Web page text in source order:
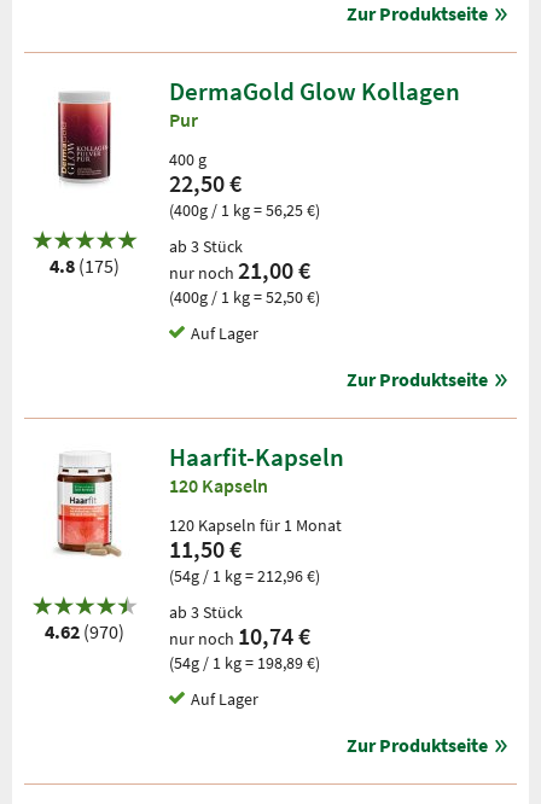
Zur Produktseite
4.8 (175)
DermaGold Glow Kollagen
Pur
400 g
22,50 €
(400g / 1 kg = 56,25 €)
ab 3 Stück
nur noch 21,00 €
(400g / 1 kg = 52,50 €)
Auf Lager
Zur Produktseite
4.62 (970)
Haarfit-Kapseln
120 Kapseln
120 Kapseln für 1 Monat
11,50 €
(54g / 1 kg = 212,96 €)
ab 3 Stück
nur noch 10,74 €
(54g / 1 kg = 198,89 €)
Auf Lager
Zur Produktseite